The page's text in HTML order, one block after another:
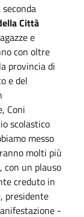
Città
e
con oltre
provincia di
e del
Coni
scolastico
messo
molti più
con un plauso
creduto in
, presidente
-